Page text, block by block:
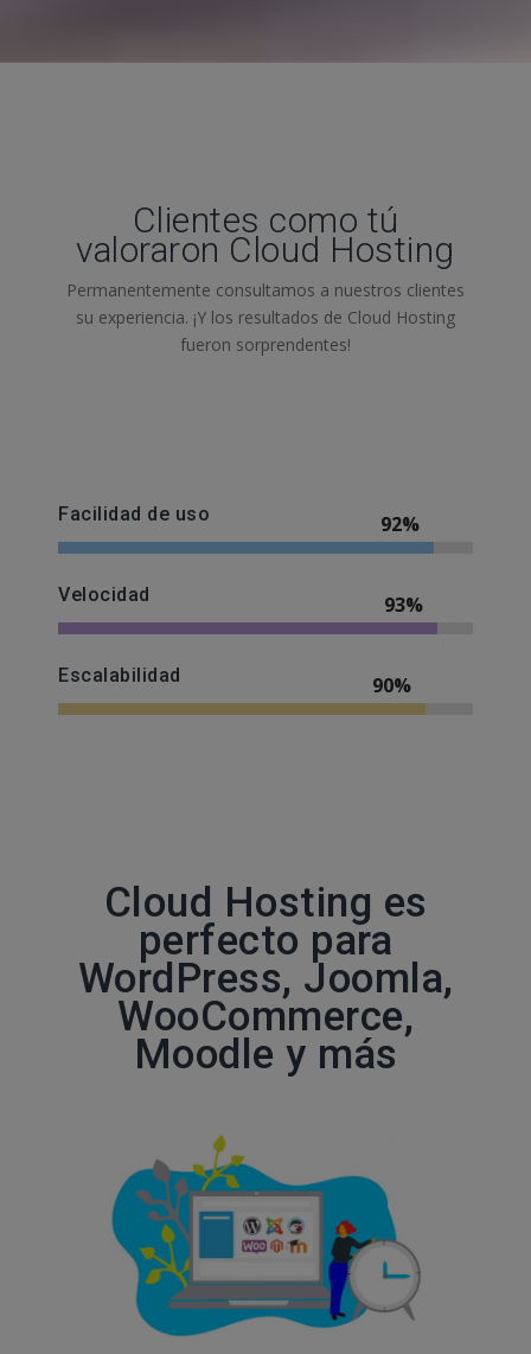
Clientes como tú
valoraron Cloud Hosting
Permanentemente consultamos a nuestros clientes
su experiencia. ¡Y los resultados de Cloud Hosting
fueron sorprendentes!
Facilidad de uso 88%
Velocidad 89%
Escalabilidad 86%
Cloud Hosting es
perfecto para
WordPress, Joomla,
WooCommerce,
Moodle y más